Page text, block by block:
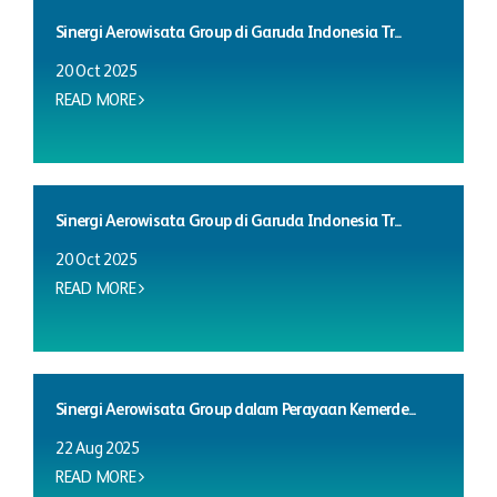
Sinergi Aerowisata Group di Garuda Indonesia Tr...
20 Oct 2025
READ MORE
Sinergi Aerowisata Group di Garuda Indonesia Tr...
20 Oct 2025
READ MORE
Sinergi Aerowisata Group dalam Perayaan Kemerde...
22 Aug 2025
READ MORE